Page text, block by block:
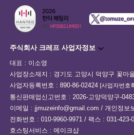
주식회사 크레프 사업자정보
대표 : 이소영
사업장소재지 : 경기도 고양시 덕양구 꽃마
사업자등록번호 : 890-86-02424 [사업자번호
통신판매업신고번호 : 2026-고양덕양구-
이메일 : jjmuzeinfo@gmail.com / 개인정보
전화번호 : 010-9960-9971 / 팩스 : 031-423-
호스팅서비스 : 메이크샵